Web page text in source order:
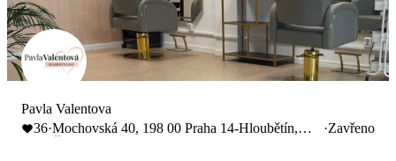
Pavla Valentova
36·Mochovská 40, 198 00 Praha 14-Hloubětín,
·Zavřeno